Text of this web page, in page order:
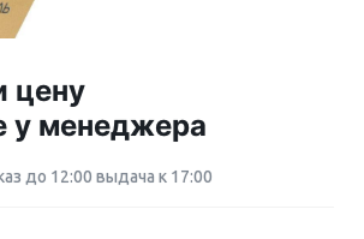
цену
у менеджера
до 12:00 выдача к 17:00